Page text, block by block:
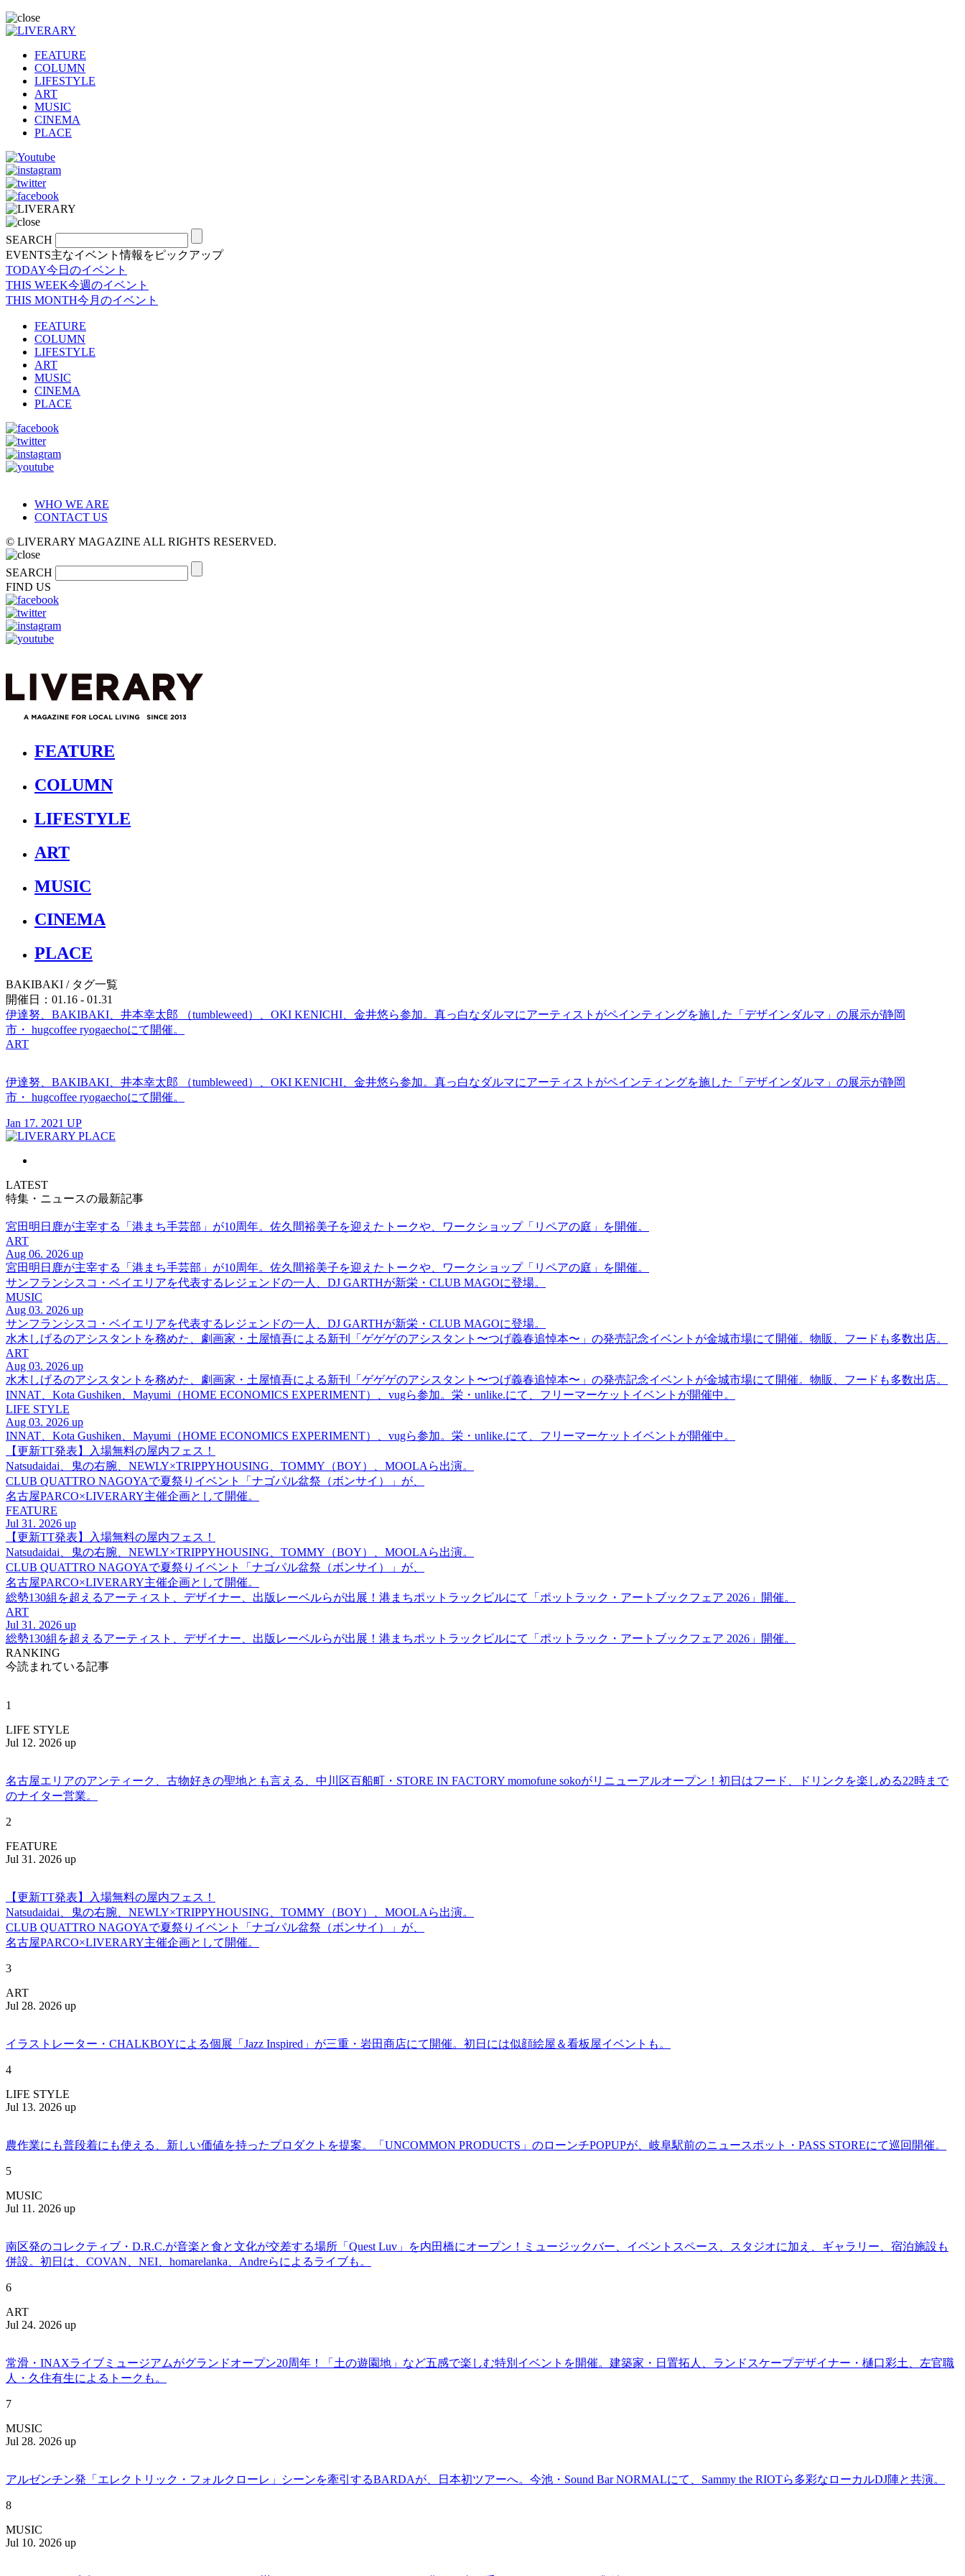
FEATURE
COLUMN
LIFESTYLE
ART
MUSIC
CINEMA
PLACE
SEARCH
EVENTS主なイベント情報をピックアップ
TODAY今日のイベント
THIS WEEK今週のイベント
THIS MONTH今月のイベント
FEATURE
COLUMN
LIFESTYLE
ART
MUSIC
CINEMA
PLACE
WHO WE ARE
CONTACT US
© LIVERARY MAGAZINE ALL RIGHTS RESERVED.
SEARCH
FIND US
FEATURE
COLUMN
LIFESTYLE
ART
MUSIC
CINEMA
PLACE
BAKIBAKI / タグ一覧
開催日：01.16 - 01.31
伊達努、BAKIBAKI、井本幸太郎 （tumbleweed）、OKI KENICHI、金井悠ら参加。真っ白なダルマにアーティストがペインティングを施した「デザインダルマ」の展示が静岡
市・ hugcoffee ryogaechoにて開催。
ART
伊達努、BAKIBAKI、井本幸太郎 （tumbleweed）、OKI KENICHI、金井悠ら参加。真っ白なダルマにアーティストがペインティングを施した「デザインダルマ」の展示が静岡
市・ hugcoffee ryogaechoにて開催。
Jan 17. 2021 UP
LATEST
特集・ニュースの最新記事
宮田明日鹿が主宰する「港まち手芸部」が10周年。佐久間裕美子を迎えたトークや、ワークショップ「リペアの庭」を開催。
ART
Aug 06. 2026 up
宮田明日鹿が主宰する「港まち手芸部」が10周年。佐久間裕美子を迎えたトークや、ワークショップ「リペアの庭」を開催。
サンフランシスコ・ベイエリアを代表するレジェンドの一人、DJ GARTHが新栄・CLUB MAGOに登場。
MUSIC
Aug 03. 2026 up
サンフランシスコ・ベイエリアを代表するレジェンドの一人、DJ GARTHが新栄・CLUB MAGOに登場。
水木しげるのアシスタントを務めた、劇画家・土屋慎吾による新刊「ゲゲゲのアシスタント〜つげ義春追悼本〜」の発売記念イベントが金城市場にて開催。物販、フードも多数出店。
ART
Aug 03. 2026 up
水木しげるのアシスタントを務めた、劇画家・土屋慎吾による新刊「ゲゲゲのアシスタント〜つげ義春追悼本〜」の発売記念イベントが金城市場にて開催。物販、フードも多数出店。
INNAT、Kota Gushiken、Mayumi（HOME ECONOMICS EXPERIMENT）、vugら参加。栄・unlike.にて、フリーマーケットイベントが開催中。
LIFE STYLE
Aug 03. 2026 up
INNAT、Kota Gushiken、Mayumi（HOME ECONOMICS EXPERIMENT）、vugら参加。栄・unlike.にて、フリーマーケットイベントが開催中。
【更新TT発表】入場無料の屋内フェス！
Natsudaidai、鬼の右腕、NEWLY×TRIPPYHOUSING、TOMMY（BOY）、MOOLAら出演。
CLUB QUATTRO NAGOYAで夏祭りイベント「ナゴパル盆祭（ボンサイ）」が、
名古屋PARCO×LIVERARY主催企画として開催。
FEATURE
Jul 31. 2026 up
【更新TT発表】入場無料の屋内フェス！
Natsudaidai、鬼の右腕、NEWLY×TRIPPYHOUSING、TOMMY（BOY）、MOOLAら出演。
CLUB QUATTRO NAGOYAで夏祭りイベント「ナゴパル盆祭（ボンサイ）」が、
名古屋PARCO×LIVERARY主催企画として開催。
総勢130組を超えるアーティスト、デザイナー、出版レーベルらが出展！港まちポットラックビルにて「ポットラック・アートブックフェア 2026」開催。
ART
Jul 31. 2026 up
総勢130組を超えるアーティスト、デザイナー、出版レーベルらが出展！港まちポットラックビルにて「ポットラック・アートブックフェア 2026」開催。
RANKING
今読まれている記事
1
LIFE STYLE
Jul 12. 2026 up
名古屋エリアのアンティーク、古物好きの聖地とも言える、中川区百船町・STORE IN FACTORY momofune sokoがリニューアルオープン！初日はフード、ドリンクを楽しめる22時まで
のナイター営業。
2
FEATURE
Jul 31. 2026 up
【更新TT発表】入場無料の屋内フェス！
Natsudaidai、鬼の右腕、NEWLY×TRIPPYHOUSING、TOMMY（BOY）、MOOLAら出演。
CLUB QUATTRO NAGOYAで夏祭りイベント「ナゴパル盆祭（ボンサイ）」が、
名古屋PARCO×LIVERARY主催企画として開催。
3
ART
Jul 28. 2026 up
イラストレーター・CHALKBOYによる個展「Jazz Inspired」が三重・岩田商店にて開催。初日には似顔絵屋＆看板屋イベントも。
4
LIFE STYLE
Jul 13. 2026 up
農作業にも普段着にも使える、新しい価値を持ったプロダクトを提案。「UNCOMMON PRODUCTS」のローンチPOPUPが、岐阜駅前のニュースポット・PASS STOREにて巡回開催。
5
MUSIC
Jul 11. 2026 up
南区発のコレクティブ・D.R.C.が⾳楽と⾷と⽂化が交差する場所「Quest Luv」を内田橋にオープン！ミュージックバー、イベントスペース、スタジオに加え、ギャラリー、宿泊施設も
併設。初日は、COVAN、NEI、homarelanka、Andreらによるライブも。
6
ART
Jul 24. 2026 up
常滑・INAXライブミュージアムがグランドオープン20周年！「土の遊園地」など五感で楽しむ特別イベントを開催。建築家・日置拓人、ランドスケープデザイナー・樋口彩土、左官職
人・久住有生によるトークも。
7
MUSIC
Jul 28. 2026 up
アルゼンチン発「エレクトリック・フォルクローレ」シーンを牽引するBARDAが、日本初ツアーへ。今池・Sound Bar NORMALにて、Sammy the RIOTら多彩なローカルDJ陣と共演。
8
MUSIC
Jul 10. 2026 up